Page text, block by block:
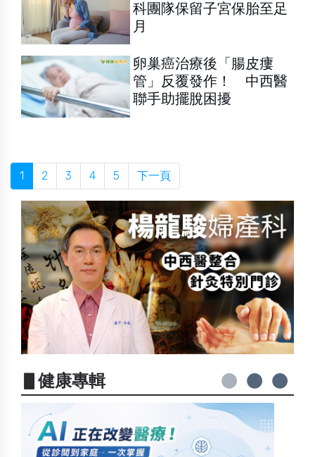
科團隊保留子宮保胎至足
月
卵巢癌治療後「腸皮瘻
管」反覆發作！ 中西醫
聯手助擺脫困擾
1 2 3 4 5 下一頁
▋健康專輯